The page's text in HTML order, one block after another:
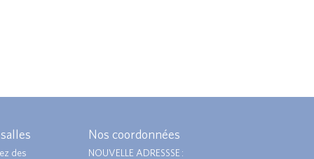
des
Nos coordonnées
NOUVELLE ADRESSSE :